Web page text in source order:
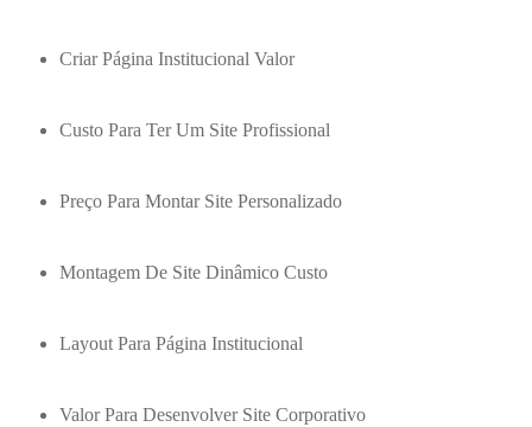
Criar Página Institucional Valor
Custo Para Ter Um Site Profissional
Preço Para Montar Site Personalizado
Montagem De Site Dinâmico Custo
Layout Para Página Institucional
Valor Para Desenvolver Site Corporativo